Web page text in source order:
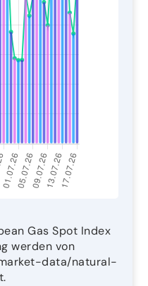
Gas Spot Index
werden von
data/natural-